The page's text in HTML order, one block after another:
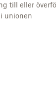
till eller
unionen